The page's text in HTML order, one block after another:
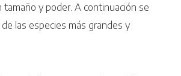
y poder. A continuación se
las especies más grandes y